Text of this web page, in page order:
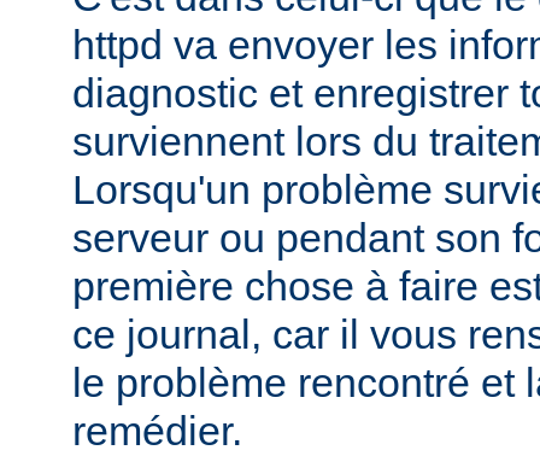
httpd va envoyer les
diagnostic et enregistrer
surviennent lors du
Lorsqu'un problème
serveur ou pendant son
première chose à faire
ce journal, car il vous
le problème rencontré et
remédier.